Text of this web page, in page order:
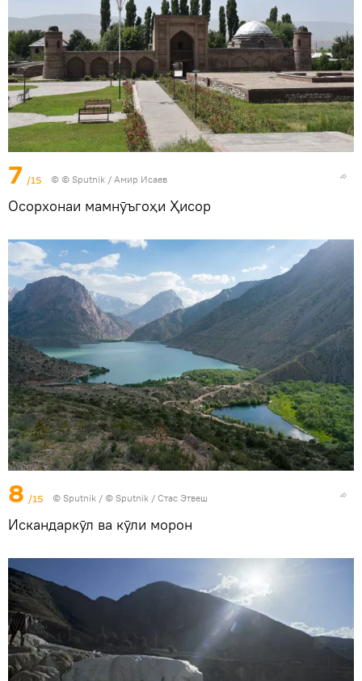
7 /15 © © Sputnik / Амир Исаев
Осорхонаи мамнӯъгоҳи Ҳисор
8 /15 © Sputnik / © Sputnik / Стас Этвеш
Искандаркӯл ва кӯли морон